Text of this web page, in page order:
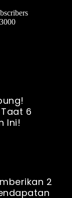
6
Ini!
2